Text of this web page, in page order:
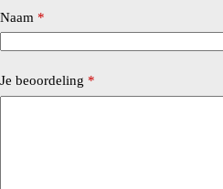
Naam *
Je beoordeling *